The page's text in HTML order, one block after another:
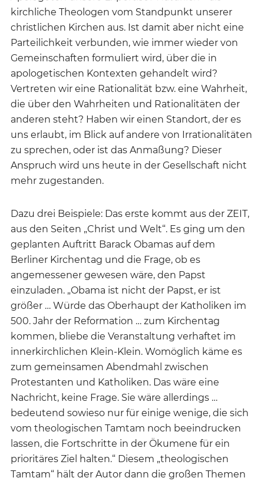
kirchliche Theologen vom Standpunkt unserer
christlichen Kirchen aus. Ist damit aber nicht eine
Parteilichkeit verbunden, wie immer wieder von
Gemeinschaften formuliert wird, über die in
apologetischen Kontexten gehandelt wird?
Vertreten wir eine Rationalität bzw. eine Wahrheit,
die über den Wahrheiten und Rationalitäten der
anderen steht? Haben wir einen Standort, der es
uns erlaubt, im Blick auf andere von Irrationalitäten
zu sprechen, oder ist das Anmaßung? Dieser
Anspruch wird uns heute in der Gesellschaft nicht
mehr zugestanden.
Dazu drei Beispiele: Das erste kommt aus der ZEIT,
aus den Seiten „Christ und Welt“. Es ging um den
geplanten Auftritt Barack Obamas auf dem
Berliner Kirchentag und die Frage, ob es
angemessener gewesen wäre, den Papst
einzuladen. „Obama ist nicht der Papst, er ist
größer … Würde das Oberhaupt der Katholiken im
500. Jahr der Reformation … zum Kirchentag
kommen, bliebe die Veranstaltung verhaftet im
innerkirchlichen Klein-Klein. Womöglich käme es
zum gemeinsamen Abendmahl zwischen
Protestanten und Katholiken. Das wäre eine
Nachricht, keine Frage. Sie wäre allerdings …
bedeutend sowieso nur für einige wenige, die sich
vom theologischen Tamtam noch beeindrucken
lassen, die Fortschritte in der Ökumene für ein
prioritäres Ziel halten.“ Diesem „theologischen
Tamtam“ hält der Autor dann die großen Themen